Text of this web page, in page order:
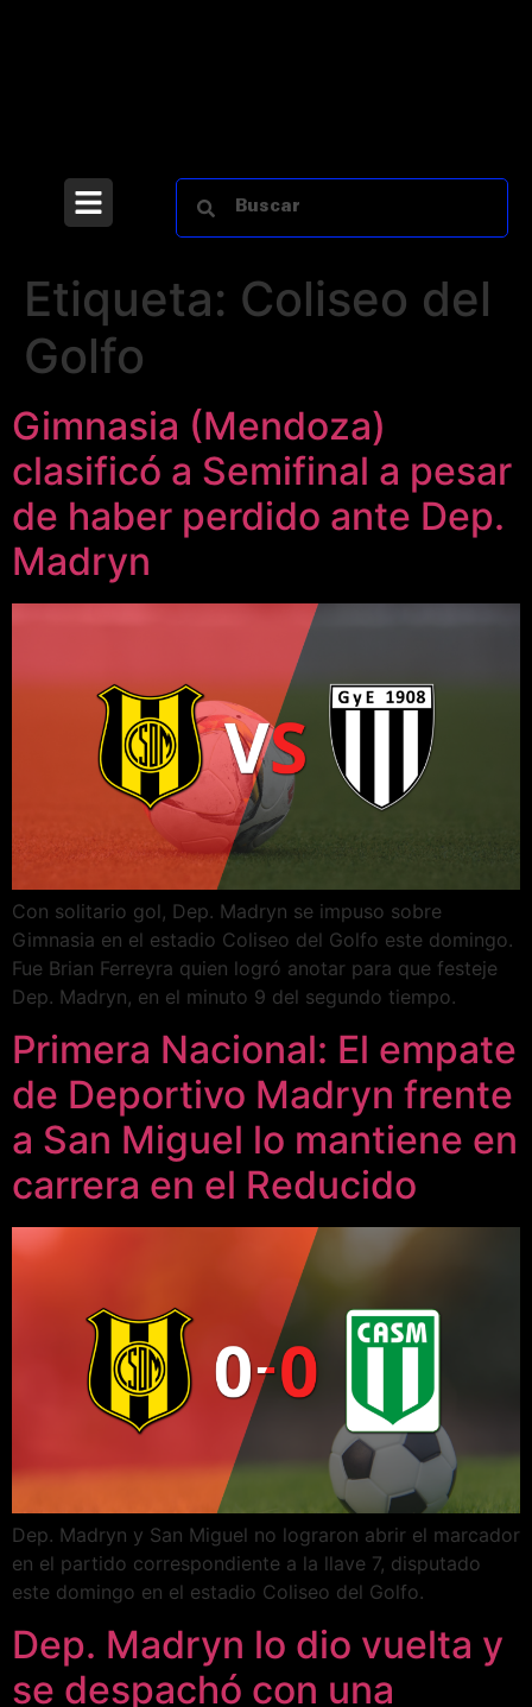
Etiqueta: Coliseo del
Golfo
Gimnasia (Mendoza)
clasificó a Semifinal a pesar
de haber perdido ante Dep.
Madryn
Con solitario gol, Dep. Madryn se impuso sobre
Gimnasia en el estadio Coliseo del Golfo este domingo.
Fue Brian Ferreyra quien logró anotar para que festeje
Dep. Madryn, en el minuto 9 del segundo tiempo.
Primera Nacional: El empate
de Deportivo Madryn frente
a San Miguel lo mantiene en
carrera en el Reducido
Dep. Madryn y San Miguel no lograron abrir el marcador
en el partido correspondiente a la llave 7, disputado
este domingo en el estadio Coliseo del Golfo.
Dep. Madryn lo dio vuelta y
se despachó con una